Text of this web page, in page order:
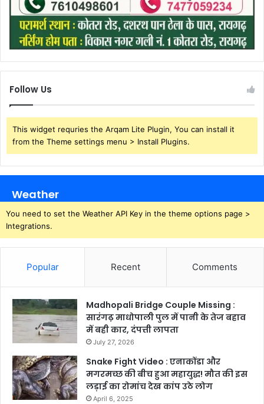
Follow Us
This widget requries the Arqam Lite Plugin, You can install it
from the Theme settings menu > Install Plugins.
Weather
You need to set the Weather API Key in the theme options page >
Integrations.
Popular Recent Comments
Madhopali Bridge Couple Missing :
सारंगढ़ माधोपाली पुल में पानी के तेज बहाव
में बही कार, दंपत्ती लापता
July 27, 2026
Snake Fight Video : एनाकोंडा और
मगरमच्छ की बीच हुआ महायुद्ध! मौत की इस
लड़ाई का रोमांच देख कांप उठे लोग
April 6, 2025